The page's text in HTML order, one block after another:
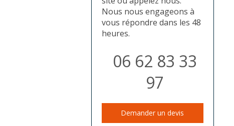
Nous nous engageons à
vous répondre dans les 48
heures.
06 62 83 33
97
Demander un devis